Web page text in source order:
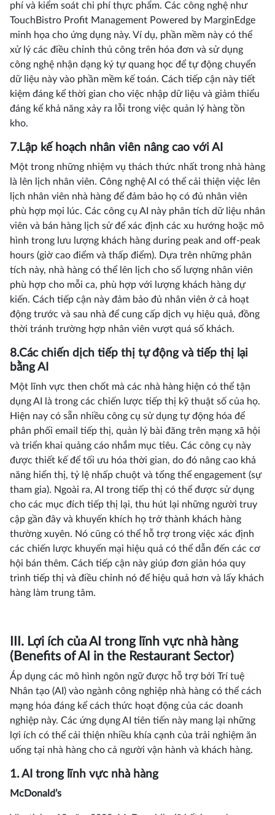
phí và kiểm soát chi phí thực phẩm. Các công nghệ như
TouchBistro Profit Management Powered by MarginEdge
minh họa cho ứng dụng này. Ví dụ, phần mềm này có thể
xử lý các điều chỉnh thủ công trên hóa đơn và sử dụng
công nghệ nhận dạng ký tự quang học để tự động chuyển
dữ liệu này vào phần mềm kế toán. Cách tiếp cận này tiết
kiệm đáng kể thời gian cho việc nhập dữ liệu và giảm thiểu
đáng kể khả năng xảy ra lỗi trong việc quản lý hàng tồn
kho.
7.Lập kế hoạch nhân viên nâng cao với AI
Một trong những nhiệm vụ thách thức nhất trong nhà hàng
là lên lịch nhân viên. Công nghệ AI có thể cải thiện việc lên
lịch nhân viên nhà hàng để đảm bảo họ có đủ nhân viên
phù hợp mọi lúc. Các công cụ AI này phân tích dữ liệu nhân
viên và bán hàng lịch sử để xác định các xu hướng hoặc mô
hình trong lưu lượng khách hàng during peak and off-peak
hours (giờ cao điểm và thấp điểm). Dựa trên những phân
tích này, nhà hàng có thể lên lịch cho số lượng nhân viên
phù hợp cho mỗi ca, phù hợp với lượng khách hàng dự
kiến. Cách tiếp cận này đảm bảo đủ nhân viên ở cả hoạt
động trước và sau nhà để cung cấp dịch vụ hiệu quả, đồng
thời tránh trường hợp nhân viên vượt quá số khách.
8.Các chiến dịch tiếp thị tự động và tiếp thị lại
bằng AI
Một lĩnh vực then chốt mà các nhà hàng hiện có thể tận
dụng AI là trong các chiến lược tiếp thị kỹ thuật số của họ.
Hiện nay có sẵn nhiều công cụ sử dụng tự động hóa để
phân phối email tiếp thị, quản lý bài đăng trên mạng xã hội
và triển khai quảng cáo nhắm mục tiêu. Các công cụ này
được thiết kế để tối ưu hóa thời gian, do đó nâng cao khả
năng hiển thị, tỷ lệ nhấp chuột và tổng thể engagement (sự
tham gia). Ngoài ra, AI trong tiếp thị có thể được sử dụng
cho các mục đích tiếp thị lại, thu hút lại những người truy
cập gần đây và khuyến khích họ trở thành khách hàng
thường xuyên. Nó cũng có thể hỗ trợ trong việc xác định
các chiến lược khuyến mại hiệu quả có thể dẫn đến các cơ
hội bán thêm. Cách tiếp cận này giúp đơn giản hóa quy
trình tiếp thị và điều chỉnh nó để hiệu quả hơn và lấy khách
hàng làm trung tâm.
III. Lợi ích của AI trong lĩnh vực nhà hàng
(Benefits of AI in the Restaurant Sector)
Áp dụng các mô hình ngôn ngữ được hỗ trợ bởi Trí tuệ
Nhân tạo (AI) vào ngành công nghiệp nhà hàng có thể cách
mạng hóa đáng kể cách thức hoạt động của các doanh
nghiệp này. Các ứng dụng AI tiên tiến này mang lại những
lợi ích có thể cải thiện nhiều khía cạnh của trải nghiệm ăn
uống tại nhà hàng cho cả người vận hành và khách hàng.
1. AI trong lĩnh vực nhà hàng
McDonald’s